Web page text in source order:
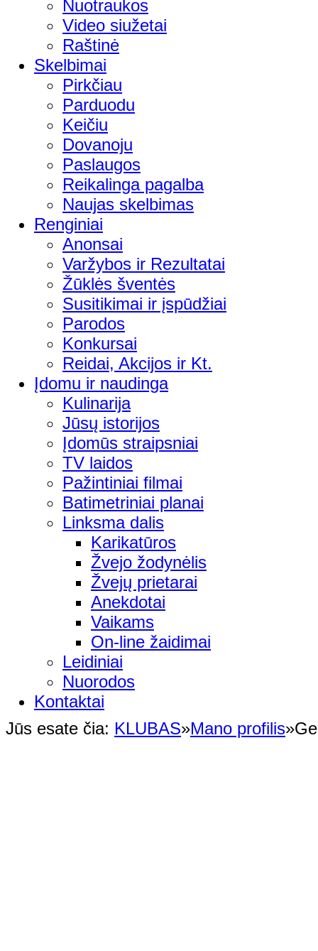
Nuotraukos
Video siužetai
Raštinė
Skelbimai
Pirkčiau
Parduodu
Keičiu
Dovanoju
Paslaugos
Reikalinga pagalba
Naujas skelbimas
Renginiai
Anonsai
Varžybos ir Rezultatai
Žūklės šventės
Susitikimai ir įspūdžiai
Parodos
Konkursai
Reidai, Akcijos ir Kt.
Įdomu ir naudinga
Kulinarija
Jūsų istorijos
Įdomūs straipsniai
TV laidos
Pažintiniai filmai
Batimetriniai planai
Linksma dalis
Karikatūros
Žvejo žodynėlis
Žvejų prietarai
Anekdotai
Vaikams
On-line žaidimai
Leidiniai
Nuorodos
Kontaktai
Jūs esate čia: KLUBAS»Mano profilis»